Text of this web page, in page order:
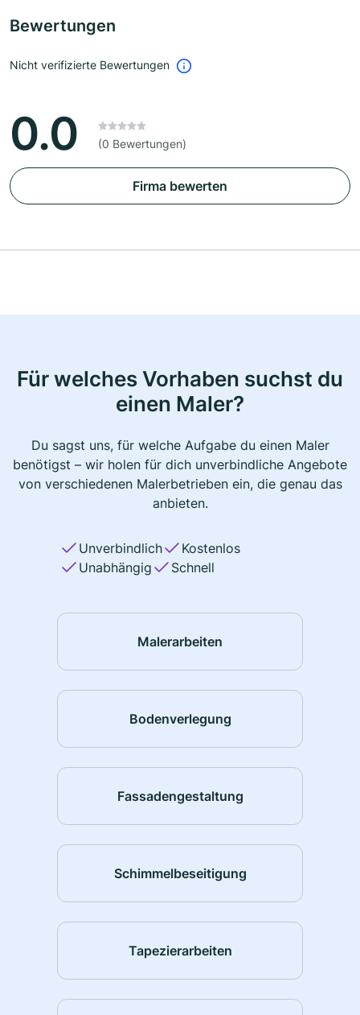
Bewertungen
Nicht verifizierte Bewertungen
0.0 (0 Bewertungen)
Firma bewerten
Für welches Vorhaben suchst du
einen Maler?
Du sagst uns, für welche Aufgabe du einen Maler
benötigst – wir holen für dich unverbindliche Angebote
von verschiedenen Malerbetrieben ein, die genau das
anbieten.
Unverbindlich
Kostenlos
Unabhängig
Schnell
Malerarbeiten
Bodenverlegung
Fassadengestaltung
Schimmelbeseitigung
Tapezierarbeiten